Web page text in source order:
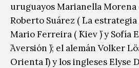
uruguayos Marianella Morena
Roberto Suárez ( ̈La
Mario Ferreira ( ̈Kiev ̈) y Sofía
̈Aversión ̈); el alemán Volker
Orienta ̈l) y los ingleses Elyse